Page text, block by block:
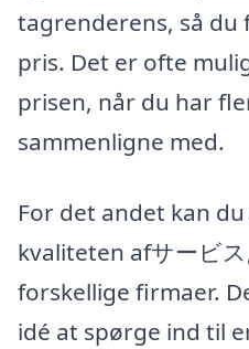
tagrenderens, så
pris. Det er ofte
prisen, når du har
sammenligne med.
For det andet kan
kvaliteten afサービ
forskellige firmaer.
idé at spørge ind til